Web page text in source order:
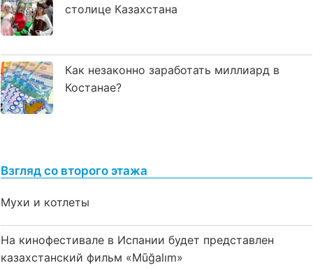
столице Казахстана
Как незаконно заработать миллиард в
Костанае?
Взгляд со второго этажа
Мухи и котлеты
На кинофестивале в Испании будет представлен
казахстанский фильм «Mūğalım»